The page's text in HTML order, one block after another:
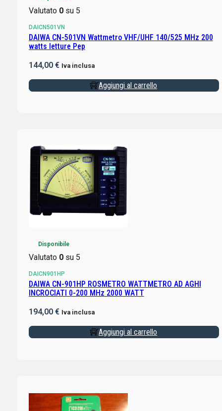
Valutato 0su 5
DAICN501VN
DAIWA CN-501VN Wattmetro VHF/UHF 140/525 MHz 200
watts letture Pep
144,00 € Iva inclusa
Aggiungi al carrello
Disponibile
Valutato 0su 5
DAICN901HP
DAIWA CN-901HP ROSMETRO WATTMETRO AD AGHI
INCROCIATI 0-200 MHz 2000 WATT
194,00 € Iva inclusa
Aggiungi al carrello